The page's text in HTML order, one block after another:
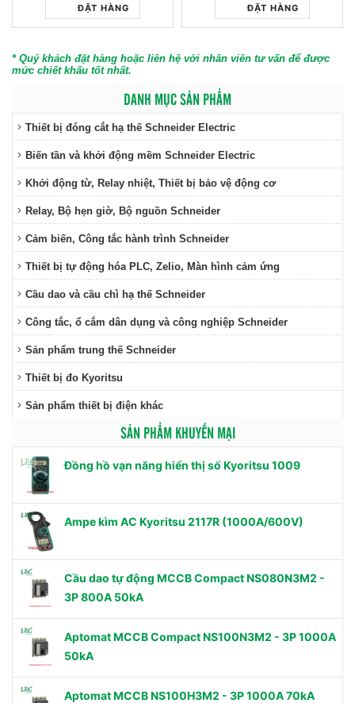
DANH MỤC SẢN PHẨM
Thiết bị đóng cắt hạ thế Schneider Electric
Biến tần và khởi động mềm Schneider Electric
Khởi động từ, Relay nhiệt, Thiết bị bảo vệ động cơ
Relay, Bộ hẹn giờ, Bộ nguồn Schneider
Cảm biến, Công tắc hành trình Schneider
Thiết bị tự động hóa PLC, Zelio, Màn hình cảm ứng
Cầu dao và cầu chì hạ thế Schneider
Công tắc, ổ cắm dân dụng và công nghiệp Schneider
Sản phẩm trung thế Schneider
Thiết bị đo Kyoritsu
Sản phẩm thiết bị điện khác
SẢN PHẨM KHUYẾN MẠI
Đồng hồ vạn năng hiển thị số Kyoritsu 1009
Ampe kìm AC Kyoritsu 2117R (1000A/600V)
Cầu dao tự động MCCB Compact NS080N3M2 -
3P 800A 50kA
Aptomat MCCB Compact NS100N3M2 - 3P 1000A
50kA
Aptomat MCCB NS100H3M2 - 3P 1000A 70kA
ĐẶT HÀNG ĐẶT HÀNG
* Quý khách đặt hàng hoặc liên hệ với nhân viên tư vấn để được
mức chiết khấu tốt nhất.